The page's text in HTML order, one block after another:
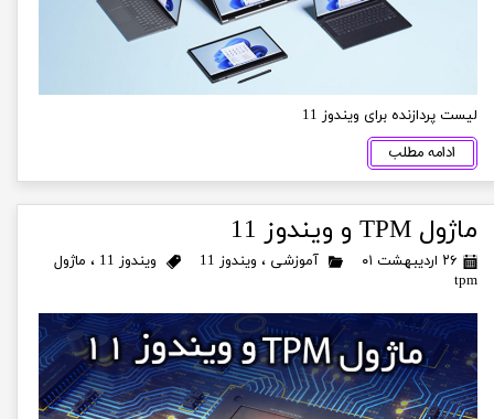
لیست پردازنده برای ویندوز 11
ادامه مطلب
ماژول TPM و ویندوز 11
۲۶ اردیبهشت ۰۱ آموزشی ، ویندوز 11 ویندوز 11 ، ماژول
tpm